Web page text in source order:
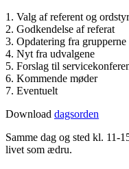
1. Valg af referent og
2. Godkendelse af referat
3. Opdatering fra grupperne
4. Nyt fra udvalgene
5. Forslag til
6. Kommende møder
7. Eventuelt
Download dagsorden
Samme dag og sted kl. 11-
livet som ædru.